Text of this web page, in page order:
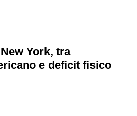
York, tra
e deficit fisico